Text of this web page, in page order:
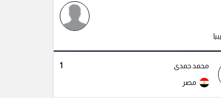
محمد حمدى 1
مصر